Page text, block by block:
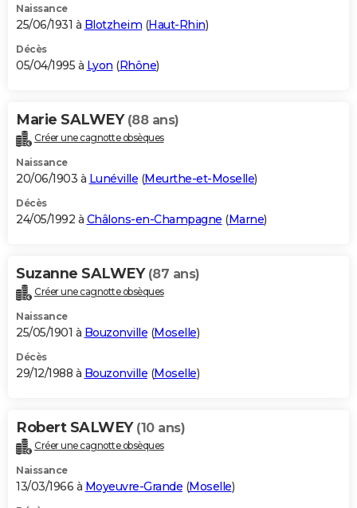
Naissance
25/06/1931 à Blotzheim (Haut-Rhin)
Décès
05/04/1995 à Lyon (Rhône)
Marie SALWEY (88 ans)
Créer une cagnotte obsèques
Naissance
20/06/1903 à Lunéville (Meurthe-et-Moselle)
Décès
24/05/1992 à Châlons-en-Champagne (Marne)
Suzanne SALWEY (87 ans)
Créer une cagnotte obsèques
Naissance
25/05/1901 à Bouzonville (Moselle)
Décès
29/12/1988 à Bouzonville (Moselle)
Robert SALWEY (10 ans)
Créer une cagnotte obsèques
Naissance
13/03/1966 à Moyeuvre-Grande (Moselle)